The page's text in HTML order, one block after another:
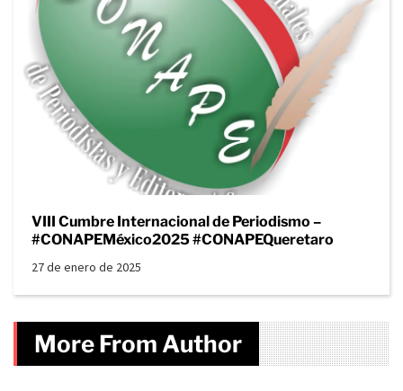
VIII Cumbre Internacional de Periodismo –
#CONAPEMéxico2025 #CONAPEQueretaro
27 de enero de 2025
More From Author